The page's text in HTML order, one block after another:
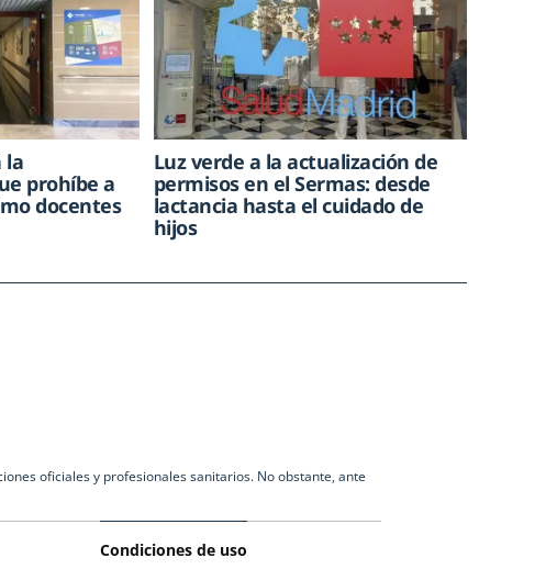
la
prohíbe a
docentes
Luz verde a la actualización de
permisos en el Sermas: desde
lactancia hasta el cuidado de
hijos
oficiales y profesionales sanitarios. No obstante, ante
Condiciones de uso